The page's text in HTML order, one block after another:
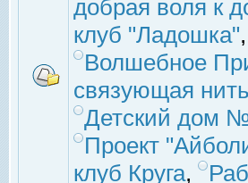
добрая воля к
клуб "Ладошка",
Волшебное
связующая нить
Детский дом
Проект
клуб Круга,